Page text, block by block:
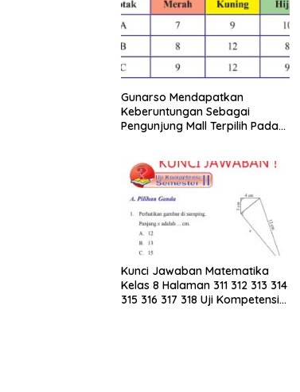
Gunarso Mendapatkan
Keberuntungan Sebagai
Pengunjung Mall Terpilih Pada
Kunci Jawaban Matematika
Kelas 8 Halaman 311 312 313 314
315 316 317 318 Uji Kompetensi